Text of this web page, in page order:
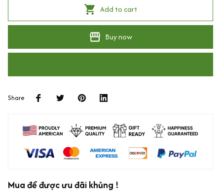
Add to cart
Buy now
Share
Mua để được ưu đãi khủng !